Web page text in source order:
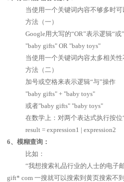
当使用一个关键词内容不够多时可
方法（一）
Google用大写的“OR”表示逻辑“或”
"baby gifts" OR "baby toys"
当使用一个关键词内容太多相关
方法（二）
加号或空格来表示逻辑“与”操作
"baby gifts" + "baby toys"
或者"baby gifts" "baby toys"
在数学上：对两个表达式执行按位
result = expression1 | expression2
6、模糊查询：
比如：
“我想搜索礼品行业的人士的电子
gift* com 一搜就可以搜索到黄页搜索不